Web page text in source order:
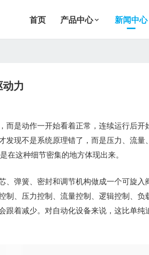
首页 产品中心 新闻中心
力
是动作一开始看着正常，连续运行后开
现不是系统原理错了，而是压力、流量
这种细节密集的地方体现出来。
弹簧、密封和调节机构做成一个可旋入
、压力控制、流量控制、逻辑控制、负
着减少。对自动化设备来说，这比单纯